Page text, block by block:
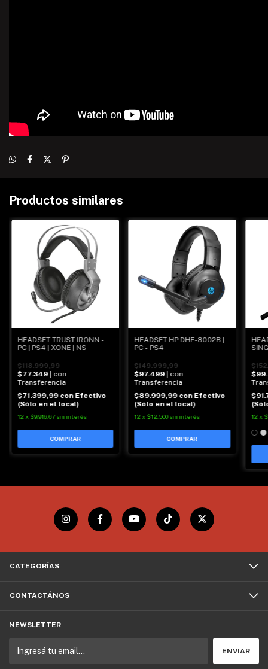
Productos similares
HEADSET TRUST IRONN -
PC | PS4 | XONE | NS
$118.999,99
$77.349 | con
Transferencia
$71.399,99 con Efectivo
(Sólo en el local)
12 x $9.916,67 sin interés
HEADSET HP DHE-8002B |
PC - PS4
$149.999,99
$97.499 | con
Transferencia
$89.999,99 con Efectivo
(Sólo en el local)
12 x $12.500 sin interés 12 x
CATEGORÍAS
CONTACTÁNOS
NEWSLETTER